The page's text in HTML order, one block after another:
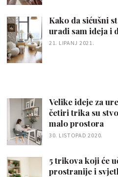
Kako da sićušni
uradi sam ideja i
21. LIPANJ 2021.
Velike ideje za
četiri trika su
malo prostora
30. LISTOPAD 2020.
5 trikova koji će
prostranije i